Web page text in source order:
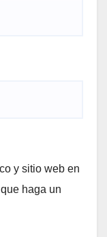
y sitio web en
haga un